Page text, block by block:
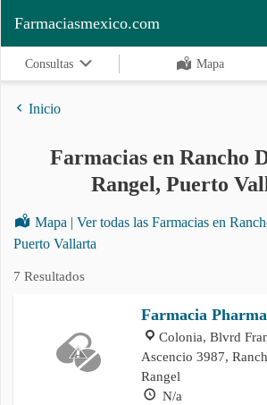
Regiones
Farmaciasmexico.com
Consultas Mapa
Inicio
Farmacias en Rancho
Rangel, Puerto
Mapa | Ver todas las Farmacias en
Puerto Vallarta
7 Resultados
Farmacia
Colonia, Blvrd
Ascencio 3987,
Rangel
N/a